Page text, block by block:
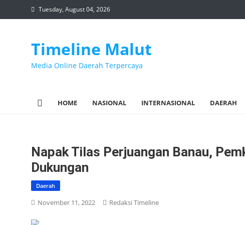
to
Tuesday, August 04, 2026
Timeline Malut
Media Online Daerah Terpercaya
HOME NASIONAL INTERNASIONAL DAERAH
Napak Tilas Perjuangan Banau,
Dukungan
Daerah
November 11, 2022 Redaksi Timeline